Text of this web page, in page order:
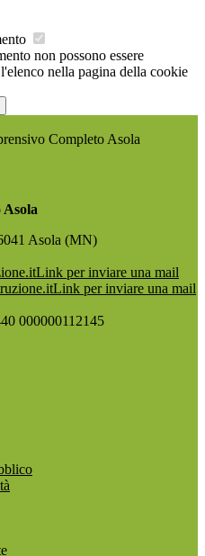
non possono essere
nella pagina della cookie
Completo Asola
Asola (MN)
Link per inviare una mail
Link per inviare una mail
000000112145